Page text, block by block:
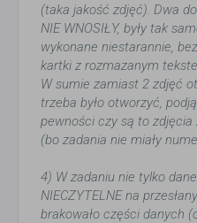
(taka jakość zdjęć). Dwa
NIE WNOSIŁY, były tak
wykonane niestarannie,
kartki z rozmazanym
W sumie zamiast 2 zdjęć
trzeba było otworzyć,
pewności czy są to zdjęcia
(bo zadania nie miały
4) W zadaniu nie tylko
NIECZYTELNE na
brakowało części danych